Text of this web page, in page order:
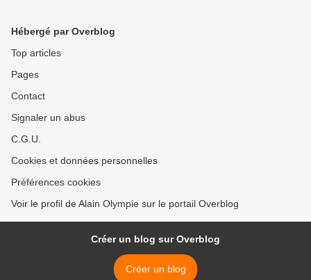
Hébergé par Overblog
Top articles
Pages
Contact
Signaler un abus
C.G.U.
Cookies et données personnelles
Préférences cookies
Voir le profil de Alain Olympie sur le portail Overblog
Créer un blog sur Overblog
Créer un blog